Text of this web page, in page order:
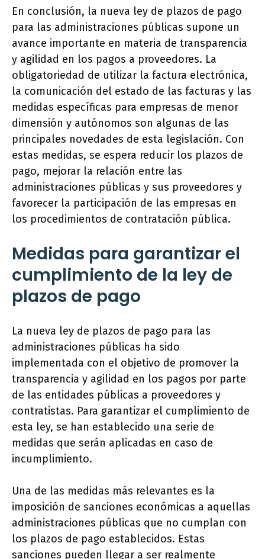
En conclusión, la nueva ley de plazos de pago
para las administraciones públicas supone un
avance importante en materia de transparencia
y agilidad en los pagos a proveedores. La
obligatoriedad de utilizar la factura electrónica,
la comunicación del estado de las facturas y las
medidas específicas para empresas de menor
dimensión y autónomos son algunas de las
principales novedades de esta legislación. Con
estas medidas, se espera reducir los plazos de
pago, mejorar la relación entre las
administraciones públicas y sus proveedores y
favorecer la participación de las empresas en
los procedimientos de contratación pública.
Medidas para garantizar el
cumplimiento de la ley de
plazos de pago
La nueva ley de plazos de pago para las
administraciones públicas ha sido
implementada con el objetivo de promover la
transparencia y agilidad en los pagos por parte
de las entidades públicas a proveedores y
contratistas. Para garantizar el cumplimiento de
esta ley, se han establecido una serie de
medidas que serán aplicadas en caso de
incumplimiento.
Una de las medidas más relevantes es la
imposición de sanciones económicas a aquellas
administraciones públicas que no cumplan con
los plazos de pago establecidos. Estas
sanciones pueden llegar a ser realmente